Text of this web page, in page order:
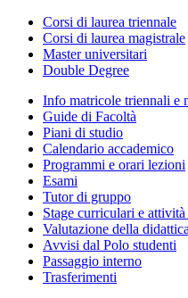
Corsi di laurea triennale
Corsi di laurea magistrale
Master universitari
Double Degree
Info matricole triennali e
Guide di Facoltà
Piani di studio
Calendario accademico
Programmi e orari lezioni
Esami
Tutor di gruppo
Stage curriculari e
Valutazione della didattica
Avvisi dal Polo studenti
Passaggio interno
Trasferimenti